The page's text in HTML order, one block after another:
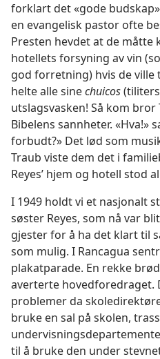
forklart det «gode
en evangelisk pastor ofte
Presten hevdet at de måtte
hotellets forsyning av vin
god forretning) hvis de ville
helte alle sinechuicos
utslagsvasken! Så kom
Bibelens sannheter. «Hva!»
forbudt?» Det lød som
Traub viste dem det i
Reyes’ hjem og hotell stod
I 1949 holdt vi et nasjonalt
søster Reyes, som nå var
gjester for å ha det klart til
som mulig. I Rancagua
plakatparade. En rekke
averterte hovedforedraget.
problemer da
bruke en sal på skolen,
til å bruke den under